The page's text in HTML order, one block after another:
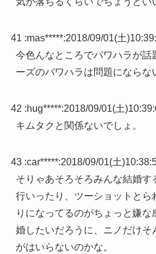
41 :mas*****:2018/09/01(土
今色んなところでパワハラが話
ーズのパワハラは問題にならな
42 :hug*****:2018/09/01(土
キムタクと関係ないでしょ。
43 :car*****:2018/09/01(土
そりゃあそろそろみんな結婚す
行いったり、ツーショットとら
りになってるのがちょっと嫌
婚したいだろうに、ニノだけそ
がはいらないのかな。